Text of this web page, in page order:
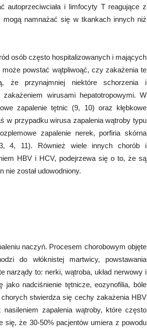
autoprzeciwciała i limfocyty T reagujące z
namnażać się w tkankach innych niż
osób często hospitalizowanych i mających
powstać wątpliwoąć, czy zakażenia te
że przynajmniej niektóre schorzenia i
wirusami hepatotropowymi. W
zapalenie tętnic (9, 10) oraz kłębkowe
w przypadku wirusa zapalenia wątroby typu
zapalenie nerek, porfiria skórna
4, 11). Również wiele innych chorób i
HBV i HCV, podejrzewa się o to, że są
został udowodniony.
naczyń. Procesem chorobowym objęte
do włóknistej martwicy, powstawania
narządy to: nerki, wątroba, układ nerwowy i
jako nadciśnienie tętnicze, eozynofilia, bóle
stwierdza się cechy zakażenia HBV
zapalenia wątroby, które często
się, że 30-50% pacjentów umiera z powodu